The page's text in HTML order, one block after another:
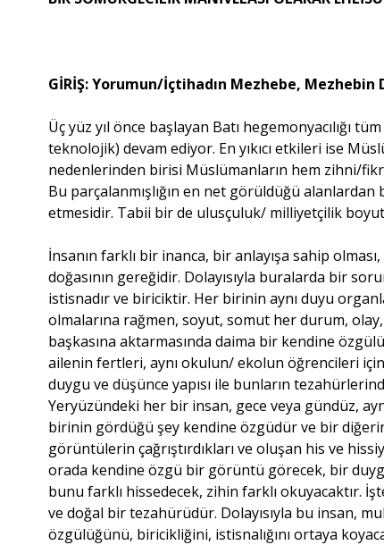
GİRİŞ: Yorumun/İçtihadın Mezhebe, Mezhebin
Üç yüz yıl önce başlayan Batı hegemonyacılığı
teknolojik) devam ediyor. En yıkıcı etkileri ise
nedenlerinden birisi Müslümanların hem zihni/
Bu parçalanmışlığın en net görüldüğü
etmesidir. Tabii bir de ulusçuluk/ milliyetçilik
İnsanın farklı bir inanca, bir anlayışa sahip
doğasının gereğidir. Dolayısıyla buralarda bir
istisnadır ve biriciktir. Her birinin aynı duyu
olmalarına rağmen, soyut, somut her durum,
başkasına aktarmasında daima bir kendine
ailenin fertleri, aynı okulun/ ekolun öğrencileri
duygu ve düşünce yapısı ile bunların
Yeryüzündeki her bir insan, gece veya gündüz,
birinin gördüğü şey kendine özgüdür ve bir
görüntülerin çağrıştırdıkları ve oluşan his ve
orada kendine özgü bir görüntü görecek, bir
bunu farklı hissedecek, zihin farklı okuyacaktır.
ve doğal bir tezahürüdür. Dolayısıyla bu insan,
özgülüğünü, biricikliğini, istisnalığını ortaya